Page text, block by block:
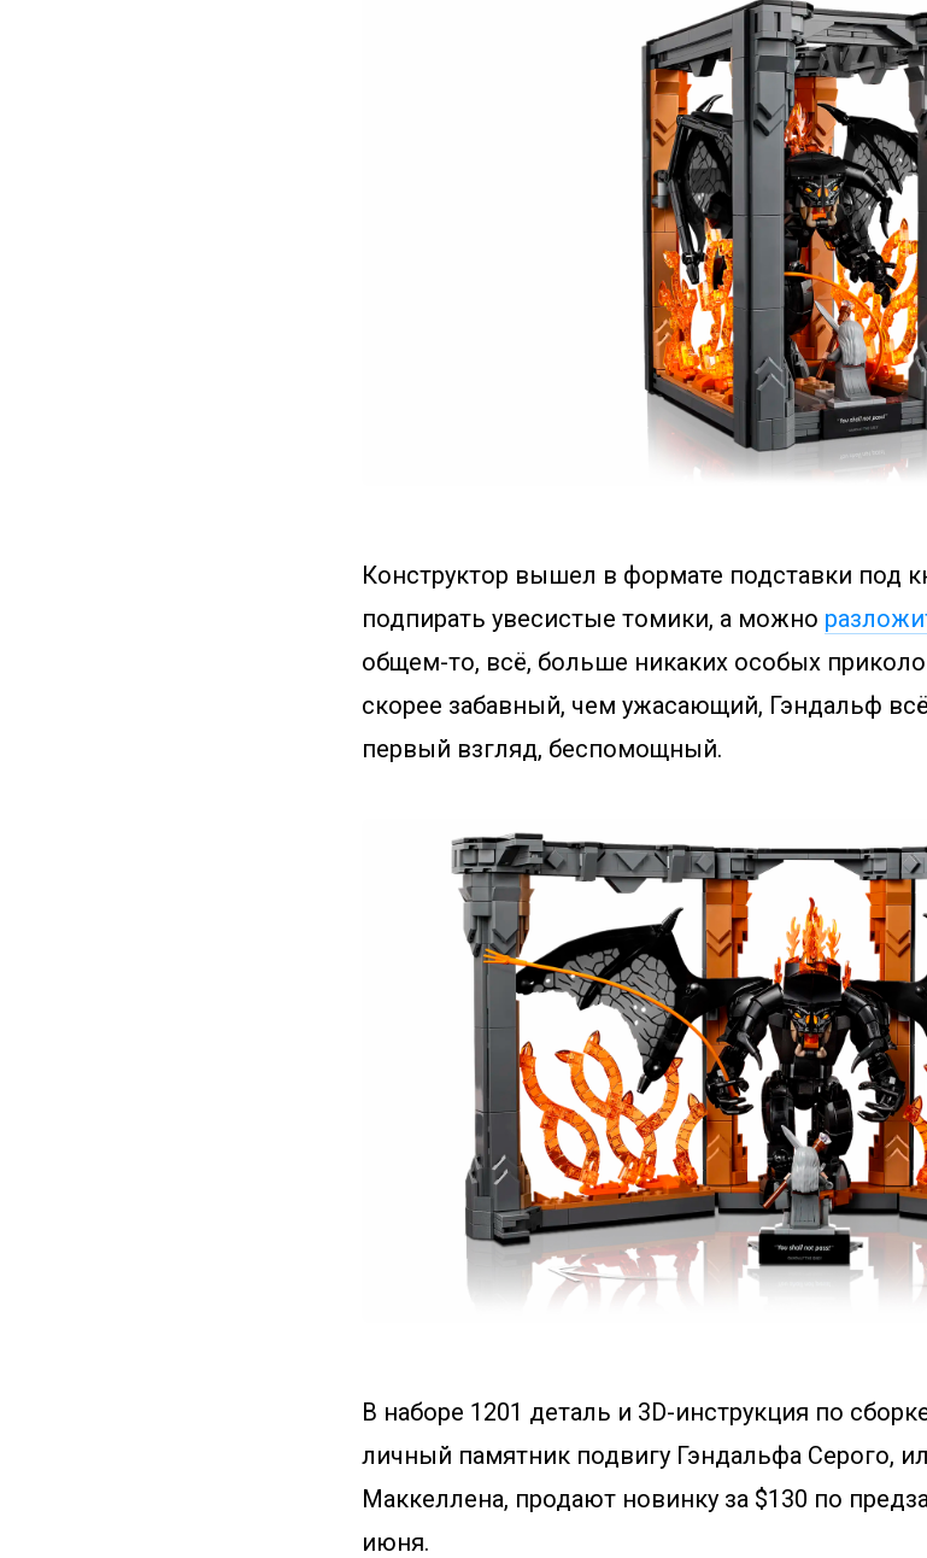
Конструктор вышел в формате подставки под
подпирать увесистые томики, а можно
общем-то, всё, больше никаких особых
скорее забавный, чем ужасающий, Гэндальф
первый взгляд, беспомощный.
В наборе 1201 деталь и 3D-инструкция по
личный памятник подвигу Гэндальфа Серого,
Маккеллена, продают новинку за $130 по
июня.